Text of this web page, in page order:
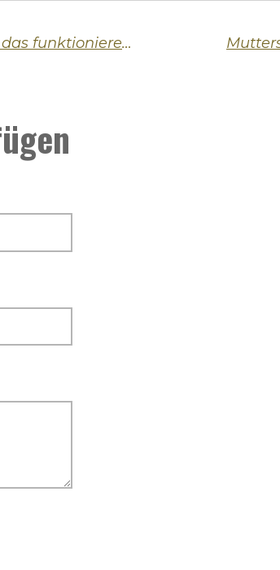
Jüngerer Partner mit 50+ – kann das funktionieren?